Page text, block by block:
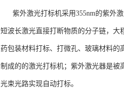
紫外激光打标机采用355nm的紫外激
短波长激光直接打断物质的分子链，大
药包装材料打标、打微孔、玻璃材料
制成的的激光打标机；紫外激光器是被
光束光路实现自动打标。